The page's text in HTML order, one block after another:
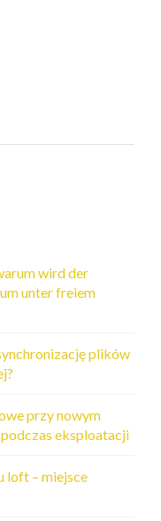
wird der
unter freiem
plików
przy nowym
eksploatacji
loft – miejsce